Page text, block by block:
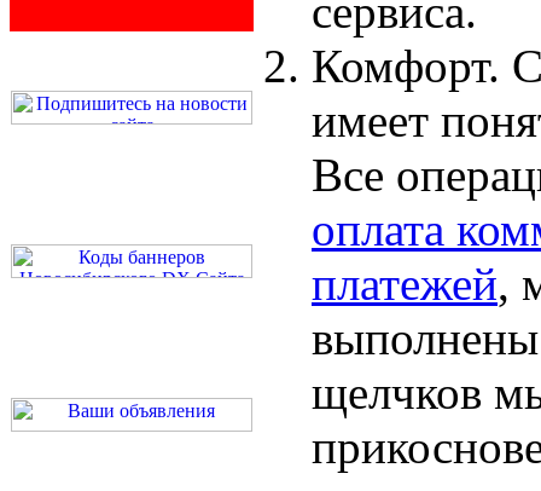
сервиса.
Комфорт.
имеет
Все
оплата
платежей,
выполнены
щелчков